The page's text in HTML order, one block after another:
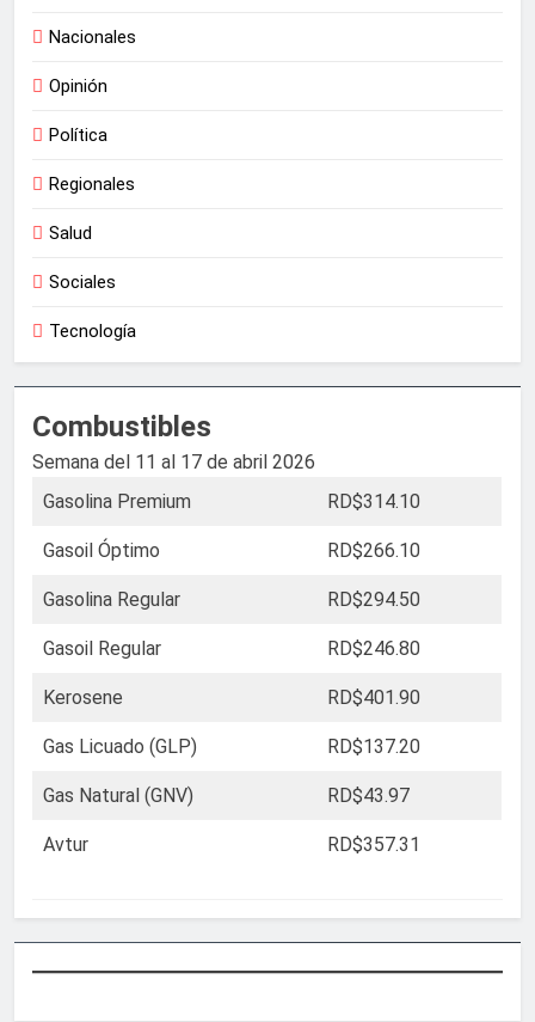
Nacionales
Opinión
Política
Regionales
Salud
Sociales
Tecnología
Combustibles
Semana del 11 al 17 de abril 2026
Gasolina Premium
RD$314.10
Gasoil Óptimo RD$266.10
Gasolina Regular RD$294.50
Gasoil Regular RD$246.80
Kerosene RD$401.90
Gas Licuado (GLP) RD$137.20
Gas Natural (GNV) RD$43.97
Avtur RD$357.31